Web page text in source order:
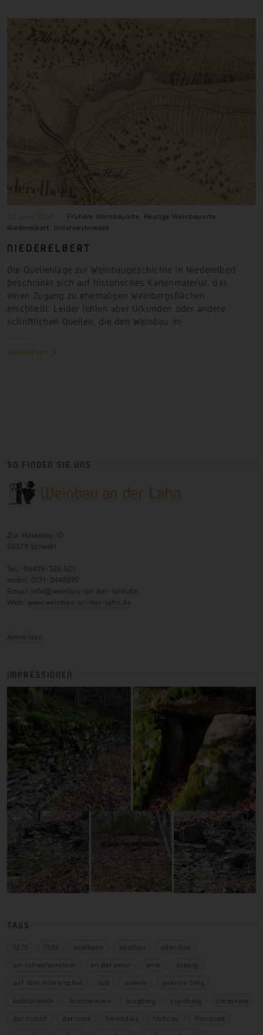
22. Juni 2023 Frühere Weinbauorte Heutige Weinbauorte
Niederelbert Unterwesterwald
NIEDERELBERT
Die Quellenlage zur Weinbaugeschichte in Niederelbert
beschränkt sich auf historisches Kartenmaterial, das
einen Zugang zu ehemaligen Weinbergsflächen
erschließt. Leider fehlen aber Urkunden oder andere
schriftlichen Quellen, die den Weinbau im
Weiterlesen
SO FINDEN SIE UNS
Zur Hasenlay 10
56379 Scheidt
Tel.: 06439-326 523
mobil: 0171-3445599
Email: info@weinbau-an-der-lahn.de
Web: www.weinbau-an-der-lahn.de
Anmelden
IMPRESSIONEN
TAGS
1275 1381 adelhahn adelhan
altendiez
am schwalbenstein
an der owen anre
auberg
auf dem mühlenpfad
aull auwele
auwiilre berg
balduinstein
bruchwiesen burgberg cramberg
cursenere
der richolf
der rode freiendiez frohnau
fronauwe